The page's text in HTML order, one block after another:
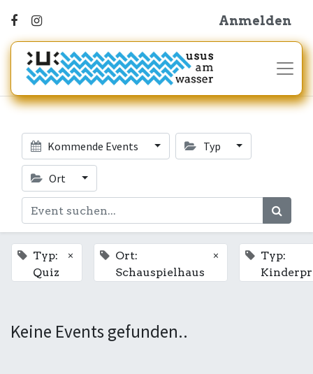
Anmelden
Kommende Events Typ
Ort
Typ:
Quiz
×
Ort:
Schauspielhaus
×
Typ:
Keine Events gefunden..